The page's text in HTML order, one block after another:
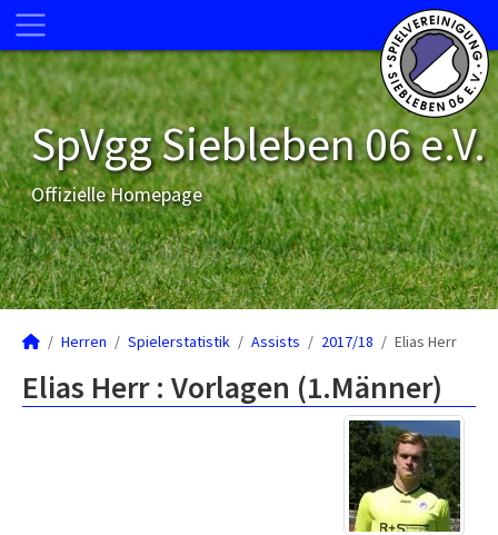
SpVgg Siebleben 06 e.V.
Offizielle Homepage
Herren Spielerstatistik Assists 2017/18 Elias Herr
Elias Herr : Vorlagen (1.Männer)